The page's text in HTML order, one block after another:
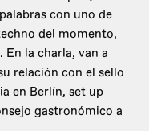
con uno de
del momento,
. En la charla, van a
relación con el sello
en Berlín, set up
gastronómico a